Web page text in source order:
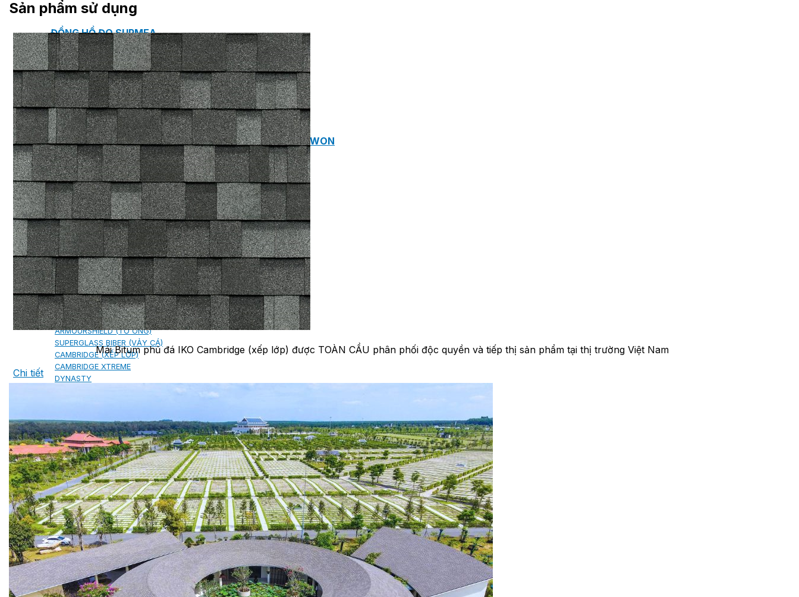
ĐỒNG HỒ ĐO SUPMEA
BTU METER
ĐỒNG HỒ ĐO LƯU LƯỢNG LDG-SUP
CẢM BIẾN NHIỆT ĐỘ SUP-WZPK
LƯU LƯỢNG KẾ ĐIỆN TỪ LDGC-SUP
ỐNG MỀM NỐI ĐẦU PHUN SPRINKLER FLEXDROP YONG WON
SƠN CHỐNG CHÁY FLAMEBAR BW11
RON CHỐNG CHÁY
KEO ACRYLIC SEALANT
Sản phẩm Kiến trúc
NGÓI BITUM PHỦ ĐÁ IKO
MARATHON (VIÊN GẠCH)
ARMOURSHIELD (TỔ ONG)
SUPERGLASS BIBER (VẢY CÁ)
CAMBRIDGE (XẾP LỚP)
CAMBRIDGE XTREME
DYNASTY
ROOF FAST CAP
PHỤ KIỆN
NGÓI THÉP PHỦ ĐÁ DECRA AHI
CLASSIC
HERITAGE
MILANO
SHAKE
SENATOR
ANTICA
CF SLATE
Sản phẩm sử dụng
Mái Bitum phủ đá IKO Cambridge (xếp lớp) được TOÀN CẦU phân phối độc quyền và tiếp thị sản phẩm tại thị trường Việt Nam
Chi tiết